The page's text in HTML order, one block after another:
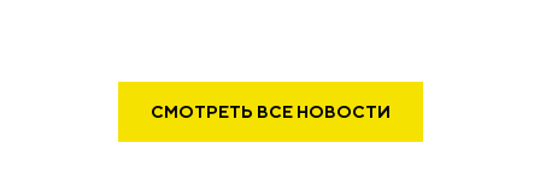
СМОТРЕТЬ ВСЕ НОВОСТИ